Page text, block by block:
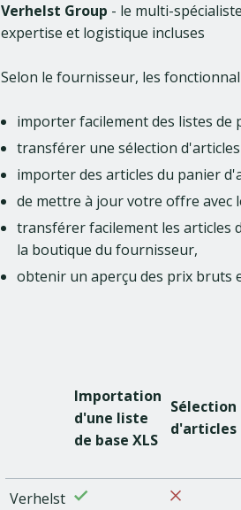
Verhelst Group - le multi-
expertise et logistique incluses
Selon le fournisseur, les
importer facilement des listes de
transférer une sélection
importer des articles du panier
de mettre à jour votre offre avec
transférer facilement les articles
la boutique du fournisseur,
obtenir un aperçu des prix bruts
Importation
d'une liste
de base XLS
Sélection
d'articles
Verhelst